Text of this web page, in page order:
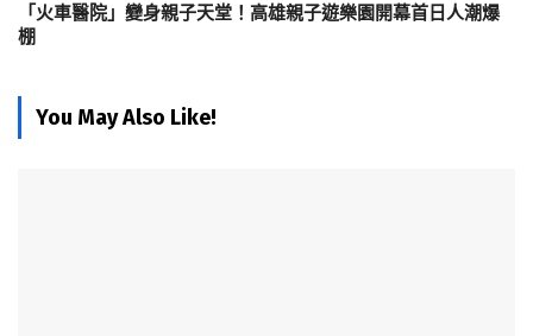
「火車醫院」變身親子天堂！高雄親子遊樂園開幕首日人潮爆
棚
You May Also Like!